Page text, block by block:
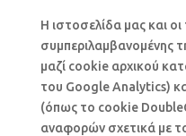
Η ιστοσελίδα μας και
συμπεριλαμβανομένης
μαζί cookie αρχικού
του Google Analytics)
(όπως το cookie
αναφορών σχετικά με